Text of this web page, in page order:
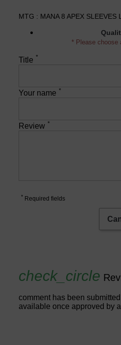
MTG : MANA 8 APEX SLEEVES
* Please choose
Title *
Your name *
Review *
* Required fields
comment has been
available once approved by